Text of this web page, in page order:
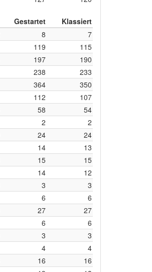
Gestartet
Klassiert
8
7
119
115
197
190
238
233
364
350
112
107
58
54
2
2
24
24
14
13
15
15
14
12
3
3
6
6
27
27
6
6
3
3
4
4
16
16